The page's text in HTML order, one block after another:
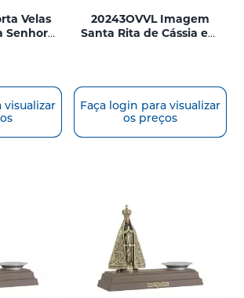
Velas
Senhora
visualizar
20243OVVL Imagem
Santa Rita de Cássia em
Faça login para visualizar
os preços